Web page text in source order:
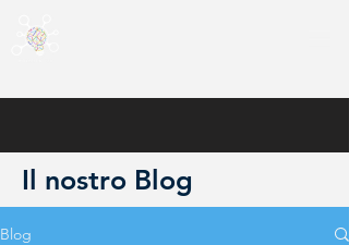
Il nostro Blog
Blog